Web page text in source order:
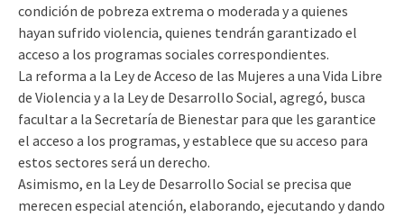
condición de pobreza extrema o moderada y a quienes
hayan sufrido violencia, quienes tendrán garantizado el
acceso a los programas sociales correspondientes.
La reforma a la Ley de Acceso de las Mujeres a una Vida Libre
de Violencia y a la Ley de Desarrollo Social, agregó, busca
facultar a la Secretaría de Bienestar para que les garantice
el acceso a los programas, y establece que su acceso para
estos sectores será un derecho.
Asimismo, en la Ley de Desarrollo Social se precisa que
merecen especial atención, elaborando, ejecutando y dando